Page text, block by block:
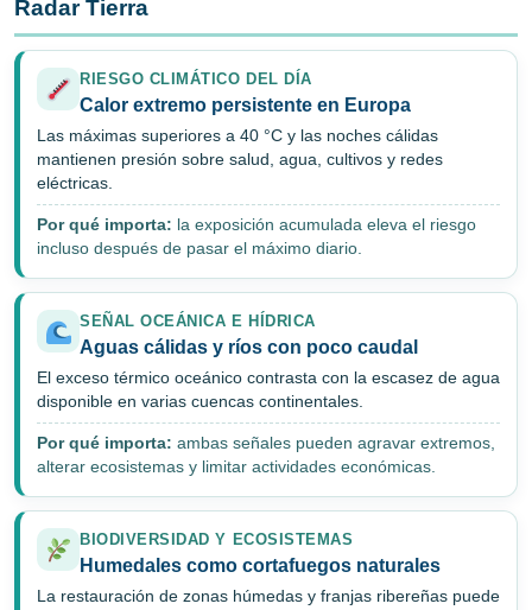
Radar Tierra
RIESGO CLIMÁTICO DEL DÍA
Calor extremo persistente en Europa
Las máximas superiores a 40 °C y las noches cálidas
mantienen presión sobre salud, agua, cultivos y redes
eléctricas.
Por qué importa: la exposición acumulada eleva el riesgo
incluso después de pasar el máximo diario.
SEÑAL OCEÁNICA E HÍDRICA
Aguas cálidas y ríos con poco caudal
El exceso térmico oceánico contrasta con la escasez de agua
disponible en varias cuencas continentales.
Por qué importa: ambas señales pueden agravar extremos,
alterar ecosistemas y limitar actividades económicas.
BIODIVERSIDAD Y ECOSISTEMAS
Humedales como cortafuegos naturales
La restauración de zonas húmedas y franjas ribereñas puede